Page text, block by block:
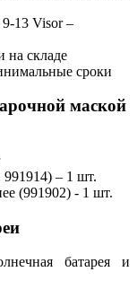
13 Visor –
на складе
сроки
маской
991914) – 1 шт.
(991902) - 1 шт.
батарея и